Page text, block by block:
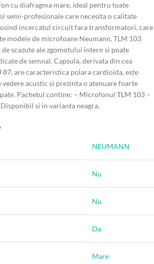
cu diafragma mare, ideal pentru toate
semi-profesionale care necesita o calitate
incercatul circuit fara transformatori, care
modele de microfoane Neumann, TLM 103
scazute ale zgomotului intern si poate
de semnal. Capsula, derivata din cea
are caracteristica polara cardioida, este
acustic si prezinta o atenuare foarte
Pachetul contine: – Microfonul TLM 103 –
si in varianta neagra.
NEUMANN
Nu
Nu
Da
Mare